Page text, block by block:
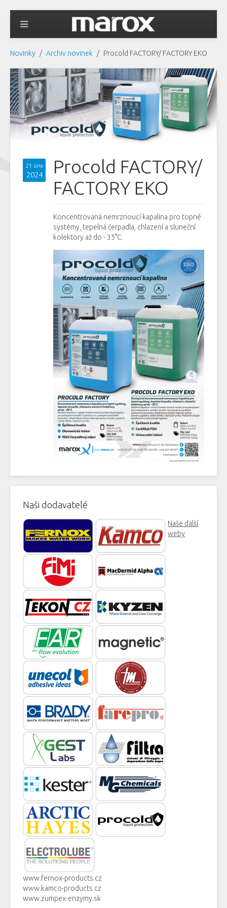
Novinky Archiv novinek Procold FACTORY/ FACTORY EKO
21 úno
2024
Procold FACTORY/
FACTORY EKO
Koncentrovaná nemrznoucí kapalina pro topné
systémy, tepelná čerpadla, chlazení a sluneční
kolektory až do - 35°C.
Naši dodavatelé
Naše další
weby
www.fernox-products.cz
www.kamco-products.cz
www.zumpex-enzymy.sk